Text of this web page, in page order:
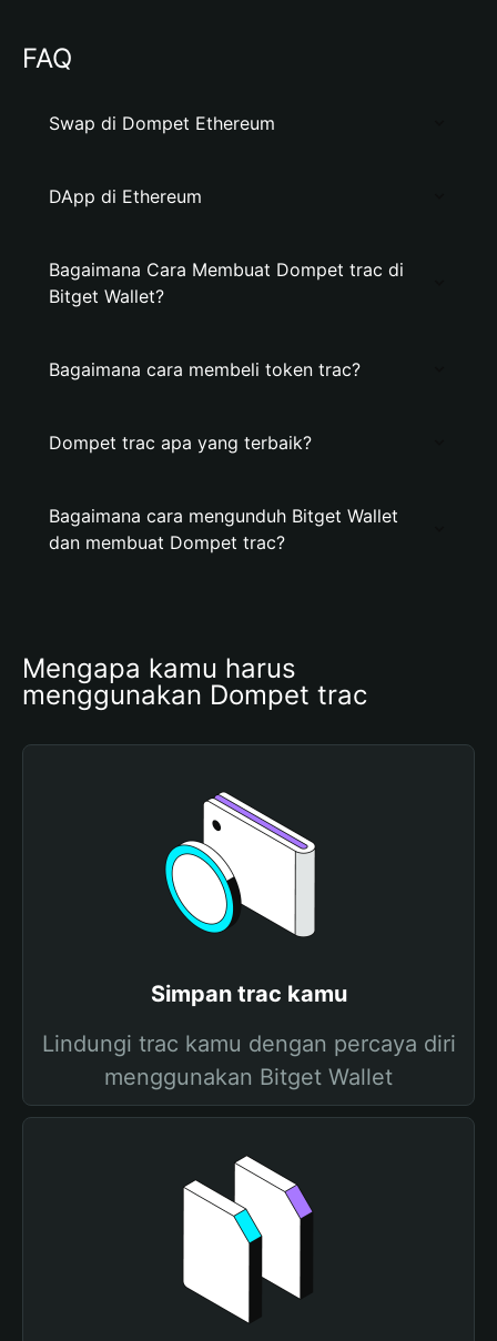
FAQ
Swap di Dompet Ethereum
DApp di Ethereum
Bagaimana Cara Membuat Dompet trac di
Bitget Wallet?
Bagaimana cara membeli token trac?
Dompet trac apa yang terbaik?
Bagaimana cara mengunduh Bitget Wallet
dan membuat Dompet trac?
Mengapa kamu harus
menggunakan Dompet trac
Simpan trac kamu
Lindungi trac kamu dengan percaya diri
menggunakan Bitget Wallet